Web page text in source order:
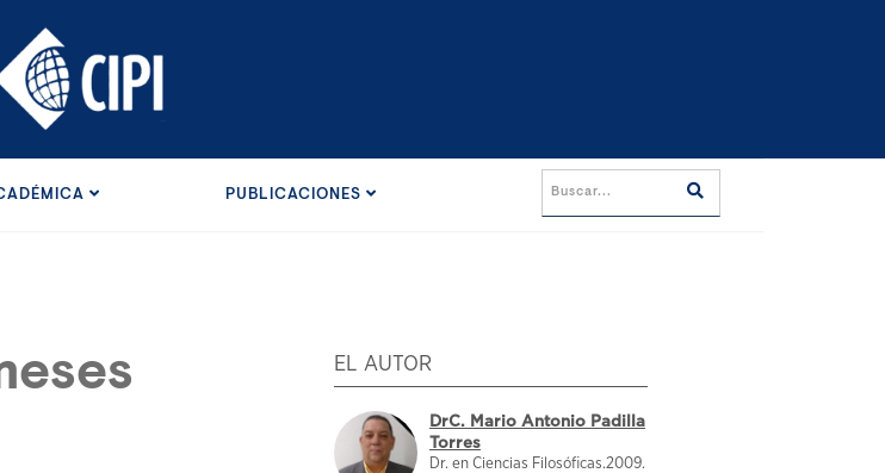
PUBLICACIONES
EL AUTOR
DrC. Mario Antonio Padilla
Torres
Dr. en Ciencias Filosóficas.2009.